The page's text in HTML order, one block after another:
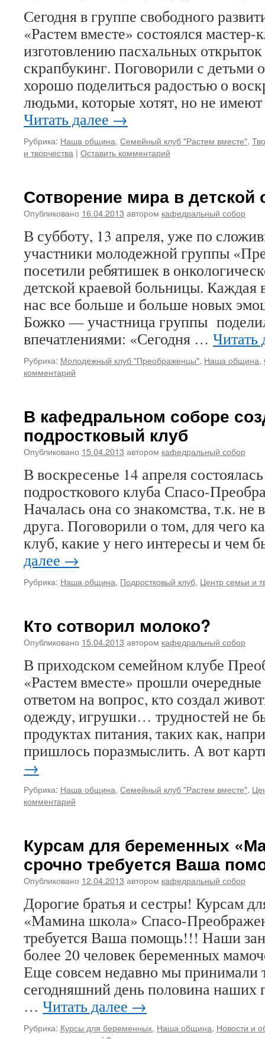
Сегодня в группе свободного
«Растем вместе» состоялся мастер-
изготовлению пасхальных открыток
скрапбукинг. Поговорили с детьми
хорошо поделиться радостью о
людьми, которые хотят, но не
Читать далее →
Рубрика: Наша община, Семейный клуб "Растем вместе",
и творчества | Оставить комментарий
Сотворение мира в детской
Опубликовано 16.04.2013 автором кафедральный собор
В субботу, 13 апреля, уже по
участники молодежной группы
посетили ребятишек в
детской краевой больницы. Каждая
нас все больше и больше новых
Божко — участница группы
впечатлениями: «Сегодня … Читать
Рубрика: Молодежный клуб "Преображенцы", Наша община,
комментарий
В кафедральном соборе
подростковый клуб
Опубликовано 15.04.2013 автором кафедральный собор
В воскресенье 14 апреля
подросткового клуба Спасо-
Началась она со знакомства, т.к. не
друга. Поговорили о том, для чего
клуб, какие у него интересы и чем
далее →
Рубрика: Наша община, Подростковый клуб, Центр семьи и
Кто сотворил молоко?
Опубликовано 15.04.2013 автором кафедральный собор
В приходском семейном клубе
«Растем вместе» прошли очередные
ответом на вопрос, кто создал
одежду, игрушки… трудностей не
продуктах питания, таких как,
пришлось поразмыслить. А вот
→
Рубрика: Наша община, Семейный клуб "Растем вместе",
комментарий
Курсам для беременных
срочно требуется Ваша
Опубликовано 12.04.2013 автором кафедральный собор
Дорогие братья и сестры! Курсам
«Мамина школа» Спасо-
требуется Ваша помощь!!! Наши
более 20 человек беременных
Еще совсем недавно мы принимали
сегодняшний день половина наших
… Читать далее →
Рубрика: Курсы для беременных, Наша община, Новости и